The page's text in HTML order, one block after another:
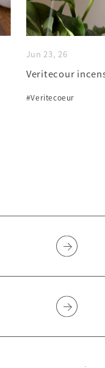
Jun 23, 26
Veritecour
#Veritecoeur